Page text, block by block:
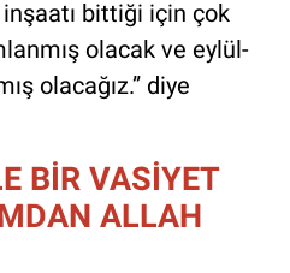
bittiği için çok
olacak ve eylül-
olacağız.” diye
BİR VASİYET
ALLAH